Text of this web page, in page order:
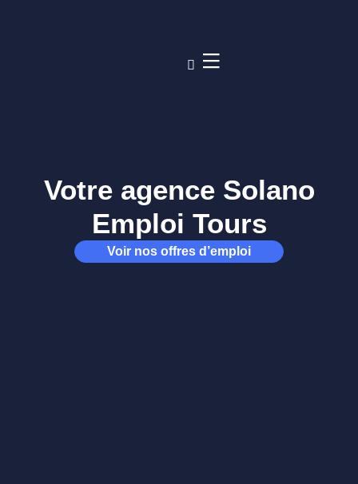
Votre agence Solano
Emploi Tours
Voir nos offres d’emploi